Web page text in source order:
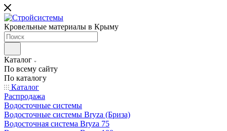
Кровельные материалы в Крыму
Каталог
По всему сайту
По каталогу
Каталог
Распродажа
Водосточные системы
Водосточные системы Bryza (Бриза)
Водосточная система Bryza 75